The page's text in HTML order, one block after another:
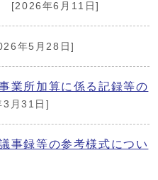
[2026年6月11日]
年5月28日]
業所加算に係る記録等の
3月31日]
事録等の参考様式につい